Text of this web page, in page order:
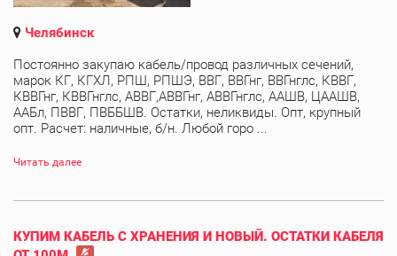
Челябинск
Постоянно закупаю кабель/провод различных сечений,
марок КГ, КГХЛ, РПШ, РПШЭ, ВВГ, ВВГнг, ВВГнглс, КВВГ,
КВВГнг, КВВГнглс, АВВГ,АВВГнг, АВВГнглс, ААШВ, ЦААШВ,
ААБл, ПВВГ, ПВББШВ. Остатки, неликвиды. Опт, крупный
опт. Расчет: наличные, б/н. Любой горо ...
Читать далее
КУПИМ КАБЕЛЬ С ХРАНЕНИЯ И НОВЫЙ. ОСТАТКИ КАБЕЛЯ